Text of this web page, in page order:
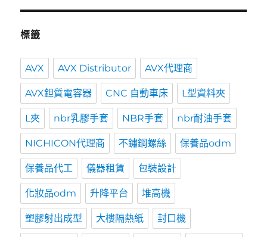
標籤
AVX AVX Distributor AVX代理商
AVX鉭質電容器 CNC 自動車床 L型資料夾
L夾 nbr乳膠手套 NBR手套 nbr耐油手套
NICHICON代理商 不鏽鋼螺絲 保養品odm
保養品代工 儀器租賃 包裝設計
化妝品odm 升降平台 堆高機
塑膠射出成型 大樓隔熱紙 封口機